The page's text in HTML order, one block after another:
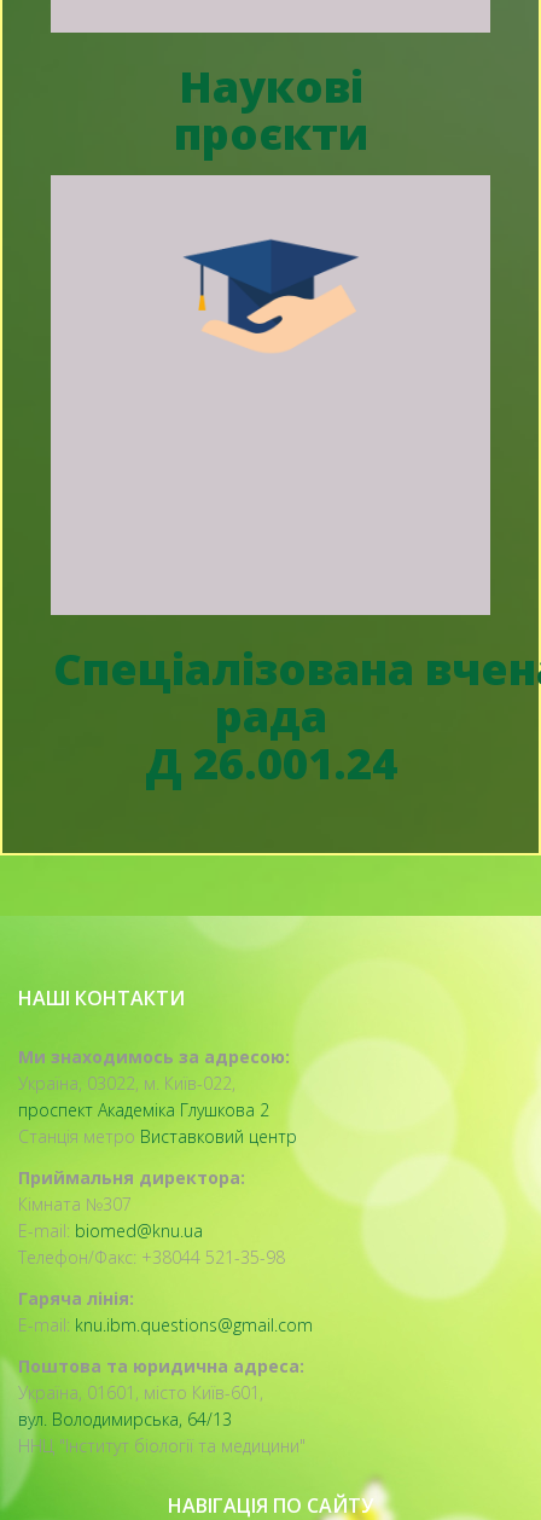
Наукові
проєкти
Спеціалізована
рада
Д 26.001.24
НАШІ КОНТАКТИ
Ми знаходимось за адресою:
Україна, 03022, м. Київ-022,
проспект Академіка Глушкова 2
Станція метро Виставковий центр
Приймальня директора:
Кімната №307
E-mail: biomed@knu.ua
Телефон/Факс: +38044 521-35-98
Гаряча лінія:
E-mail: knu.ibm.questions@gmail.com
Поштова та юридична адреса:
Україна, 01601, місто Київ-601,
вул. Володимирська, 64/13
ННЦ "Інститут біології та медицини"
НАВІГАЦІЯ ПО САЙТУ